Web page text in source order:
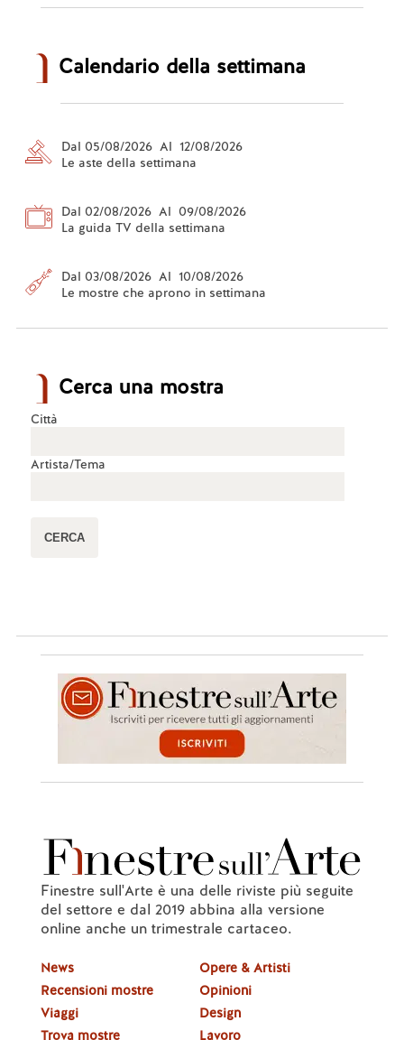
Calendario della settimana
Dal 05/08/2026 Al 12/08/2026
Le aste della settimana
Dal 02/08/2026 Al 09/08/2026
La guida TV della settimana
Dal 03/08/2026 Al 10/08/2026
Le mostre che aprono in settimana
Cerca una mostra
Città
Artista/Tema
Finestre sull'Arte è una delle riviste più seguite
del settore e dal 2019 abbina alla versione
online anche un trimestrale cartaceo.
News
Recensioni mostre
Viaggi
Trova mostre
Opere & Artisti
Opinioni
Design
Lavoro